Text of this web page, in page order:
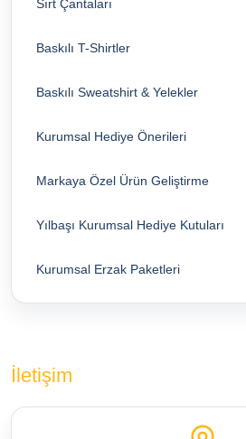
Sırt Çantaları
Baskılı T-Shirtler
Baskılı Sweatshirt & Yelekler
Kurumsal Hediye Önerileri
Markaya Özel Ürün Geliştirme
Yılbaşı Kurumsal Hediye Kutuları
Kurumsal Erzak Paketleri
İletişim